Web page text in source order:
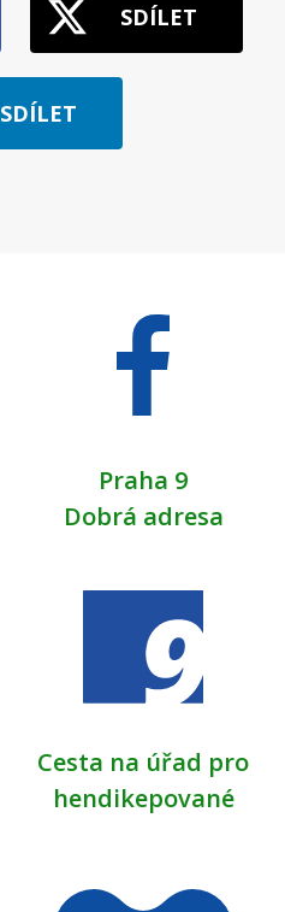
SDÍLET
SDÍLET
Praha 9
Dobrá adresa
Cesta na úřad pro
hendikepované